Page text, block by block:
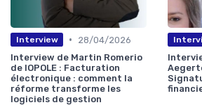
Interview •
28/04/2026
Interview de Martin Romerio
de IOPOLE : Facturation
électronique : comment la
réforme transforme les
logiciels de gestion